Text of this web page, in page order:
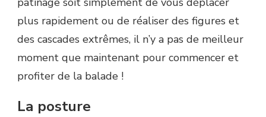
plus rapidement ou de réaliser des figures et
des cascades extrêmes, il n’y a pas de meilleur
moment que maintenant pour commencer et
profiter de la balade !
La posture